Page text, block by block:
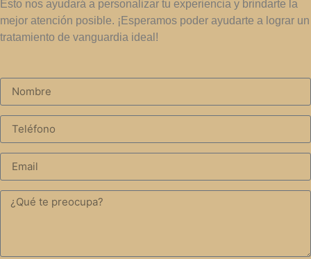
Esto nos ayudará a personalizar tu experiencia y brindarte la
mejor atención posible. ¡Esperamos poder ayudarte a lograr un
tratamiento de vanguardia ideal!